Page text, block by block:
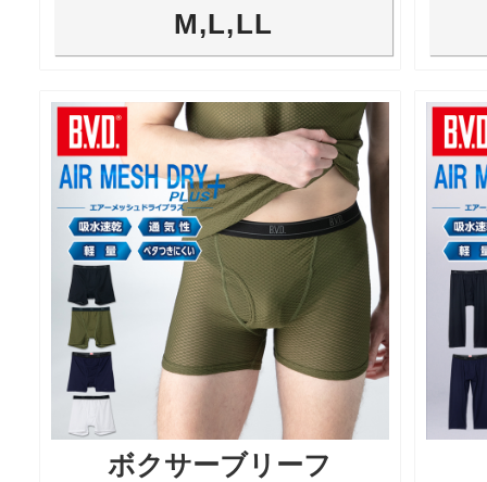
M,L,LL
ボクサーブリーフ